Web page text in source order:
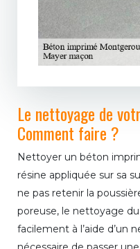
Le nettoyage de
Comment faire ?
Nettoyer un béton
résine appliquée sur sa
ne pas retenir la
poreuse, le nettoyage
facilement à l’aide d’un